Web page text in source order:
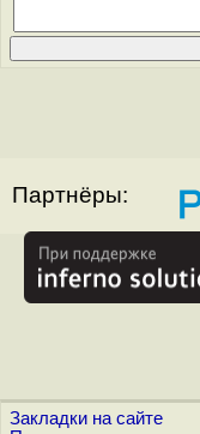
Партнёры:
Закладки на сайте